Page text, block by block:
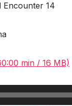
Encounter 14
min / 16 MB)